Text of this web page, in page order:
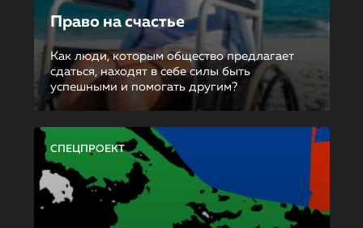
Право на счастье
Как люди, которым общество предлагает
сдаться, находят в себе силы быть
успешными и помогать другим?
СПЕЦПРОЕКТ